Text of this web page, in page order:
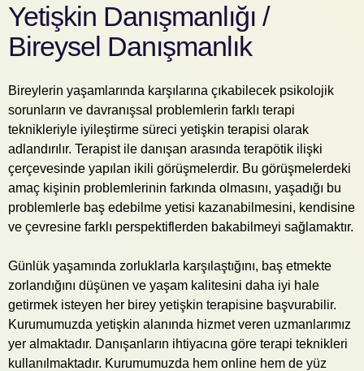
Yetişkin Danışmanlığı /
Bireysel Danışmanlık
Bireylerin yaşamlarında karşılarına çıkabilecek psikolojik
sorunların ve davranışsal problemlerin farklı terapi
teknikleriyle iyileştirme süreci yetişkin terapisi olarak
adlandırılır. Terapist ile danışan arasında terapötik ilişki
çerçevesinde yapılan ikili görüşmelerdir. Bu görüşmelerdeki
amaç kişinin problemlerinin farkında olmasını, yaşadığı bu
problemlerle baş edebilme yetisi kazanabilmesini, kendisine
ve çevresine farklı perspektiflerden bakabilmeyi sağlamaktır.
Günlük yaşamında zorluklarla karşılaştığını, baş etmekte
zorlandığını düşünen ve yaşam kalitesini daha iyi hale
getirmek isteyen her birey yetişkin terapisine başvurabilir.
Kurumumuzda yetişkin alanında hizmet veren uzmanlarımız
yer almaktadır. Danışanların ihtiyacına göre terapi teknikleri
kullanılmaktadır. Kurumumuzda hem online hem de yüz